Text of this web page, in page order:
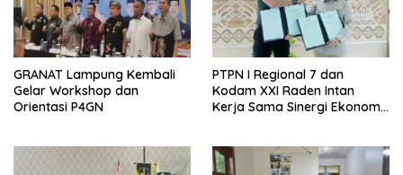
GRANAT Lampung Kembali
Gelar Workshop dan
Orientasi P4GN
PTPN I Regional 7 dan
Kodam XXI Raden Intan
Kerja Sama Sinergi Ekonomi